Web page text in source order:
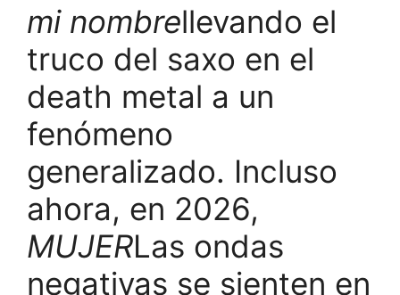
mi nombrellevando el
truco del saxo en el
death metal a un
fenómeno
generalizado. Incluso
ahora, en 2026,
MUJERLas ondas
negativas se sienten en